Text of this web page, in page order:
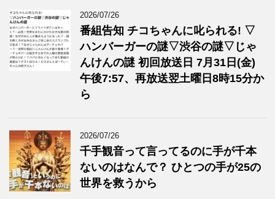
2026/07/26
番組告知 チコちゃんに叱られる! ▽
ハンバーガーの謎▽渋谷の謎▽じゃ
んけんの謎 初回放送日 7月31日(金)
午後7:57、再放送翌土曜日8時15分か
ら
2026/07/26
千手観音って言ってるのに手が千本
ないのはなんで？ ひとつの手が25の
世界を救うから